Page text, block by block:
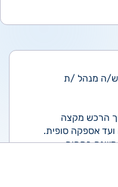
ה מנהל /ת
הרכש מקצה
אספקה סופית.
משנה בתחום
הייצור ושיפורם.
איתור תקלות או